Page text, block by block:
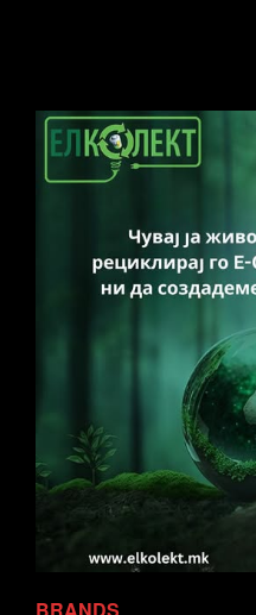
BRANDS